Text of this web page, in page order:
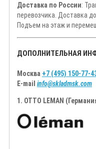
Доставка по России:
перевозчика. Доставка
Подъем на этаж и
ДОПОЛНИТЕЛЬНАЯ
Москва +7 (495) 150-77-
E-mail info@skladmsk.com
1. OTTO LEMAN